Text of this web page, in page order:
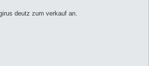
deutz zum verkauf an.